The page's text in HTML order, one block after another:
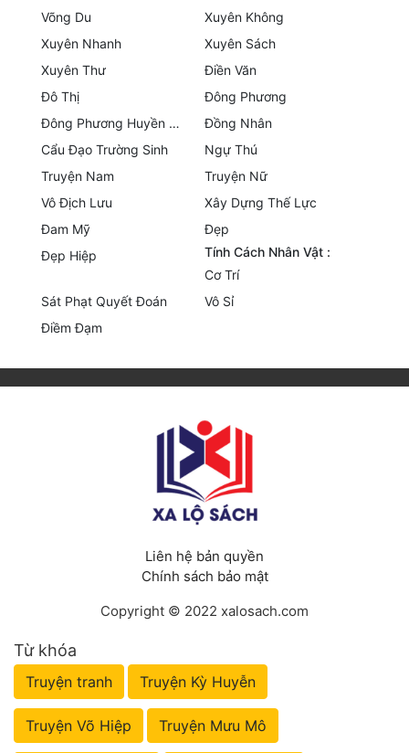
Tính Cách Nhân Vật :
Sát Phạt Quyết Đoán
Điềm Đạm
Võng Du
Xuyên Không
Xuyên Nhanh
Xuyên Sách
Xuyên Thư
Điền Văn
Đô Thị
Đông Phương
Đông Phương Huyền Huyễn
Đồng Nhân
Cẩu Đạo Trường Sinh
Ngự Thú
Truyện Nam
Truyện Nữ
Vô Địch Lưu
Xây Dựng Thế Lực
Đam Mỹ
Đẹp
Đẹp Hiệp
Tính Cách Nhân Vật :
Cơ Trí
Sát Phạt Quyết Đoán
Vô Sỉ
Điềm Đạm
Liên hệ bản quyền
Chính sách bảo mật
Copyright © 2022 xalosach.com
Từ khóa
Truyện tranh Truyện Kỳ Huyễn
Truyện Võ Hiệp Truyện Mưu Mô